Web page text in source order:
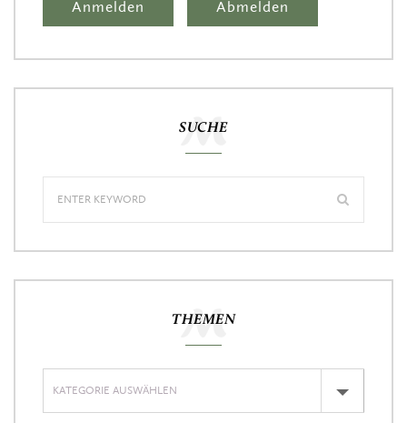
SUCHE
THEMEN